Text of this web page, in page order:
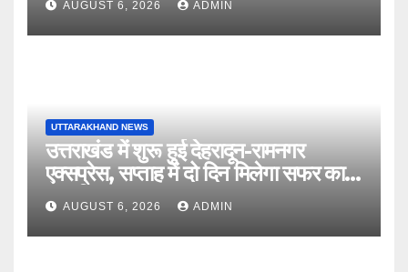
AUGUST 6, 2026 ADMIN
UTTARAKHAND NEWS
उत्तराखंड में शुरू हुई देहरादून-रामनगर
एक्सप्रेस, सप्ताह में दो दिन मिलेगा सफर का
नया विकल्प
AUGUST 6, 2026 ADMIN